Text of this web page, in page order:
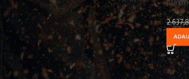
60 1
70
PRODUCATOR